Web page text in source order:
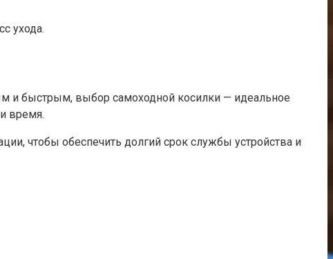
ухода.
и быстрым, выбор самоходной косилки — идеальное
время.
чтобы обеспечить долгий срок службы устройства и